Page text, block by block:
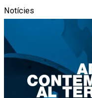
Notícies